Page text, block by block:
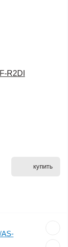
R2DI
купить